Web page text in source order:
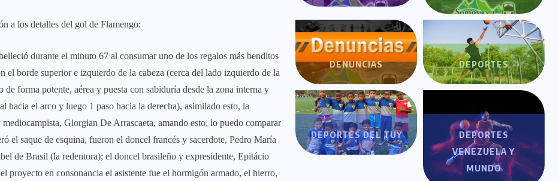
a los detalles del gol de Flamengo:
durante el minuto 67 al consumar uno de los regalos más benditos
borde superior e izquierdo de la cabeza (cerca del lado izquierdo de la
forma potente, aérea y puesta con sabiduría desde la zona interna y
hacia el arco y luego 1 paso hacia la derecha), asimilado esto, la
Giorgian De Arrascaeta, amando esto, lo puedo comparar
el saque de esquina, fueron el doncel francés y sacerdote, Pedro María
de Brasil (la redentora); el doncel brasileño y expresidente, Epitácio
proyecto en consonancia el asistente fue el hormigón armado, el hierro,
DENUNCIAS DEPORTES
DEPORTES DEL TUY
DEPORTES
VENEZUELA Y
MUNDO